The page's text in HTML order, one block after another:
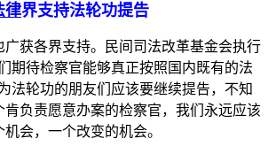
律界支持法轮功提告
广获各界支持。民间司法改革基金会执行
期待检察官能够真正按照国内既有的法
法轮功的朋友们应该要继续提告，不知
负责愿意办案的检察官，我们永远应该
会，一个改变的机会。